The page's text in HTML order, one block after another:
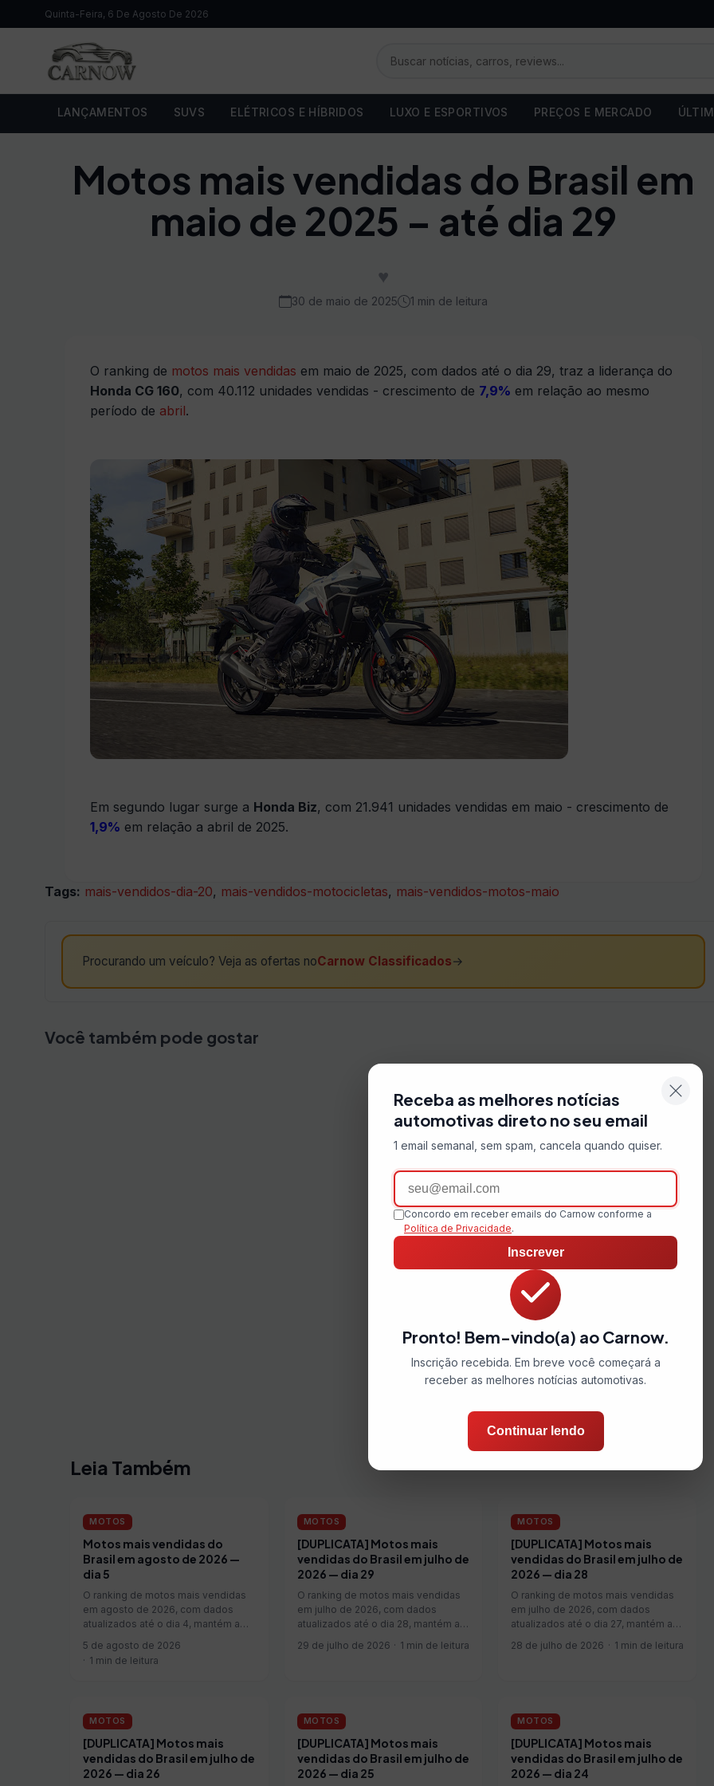
Quinta-Feira, 6 De Agosto De 2026
LANÇAMENTOS SUVS ELÉTRICOS E HÍBRIDOS LUXO E ESPORTIVOS PREÇOS E MERCADO
Motos mais vendidas do Brasil em
maio de 2025 – até dia 29
♥
30 de maio de 2025 1 min de leitura
O ranking de motos mais vendidas em maio de 2025, com dados até o dia 29, traz a liderança do
Honda CG 160, com 40.112 unidades vendidas - crescimento de 7,9% em relação ao mesmo
período de abril.
Em segundo lugar surge a Honda Biz, com 21.941 unidades vendidas em maio - crescimento de
1,9% em relação a abril de 2025.
Tags: mais-vendidos-dia-20, mais-vendidos-motocicletas, mais-vendidos-motos-maio
Procurando um veículo? Veja as ofertas noCarnow Classificados→
Você também pode gostar
Leia Também
MOTOS
Motos mais vendidas do
Brasil em agosto de 2026 —
dia 5
O ranking de motos mais vendidas
em agosto de 2026, com dados
atualizados até o dia 4, mantém a
soma 4.505 unidades vendidas no
período — queda de 0,4% em
5 de agosto de 2026
1 min de leitura
MOTOS
[DUPLICATA] Motos mais
vendidas do Brasil em julho de
2026 — dia 29
O ranking de motos mais vendidas
em julho de 2026, com dados
atualizados até o dia 28, mantém a
soma 41.134 unidades vendidas no
29 de julho de 2026 1 min de leitura
MOTOS
[DUPLICATA] Motos mais
vendidas do Brasil em julho de
2026 — dia 28
O ranking de motos mais vendidas
em julho de 2026, com dados
atualizados até o dia 27, mantém a
soma 39.267 unidades vendidas no
28 de julho de 2026 1 min de leitura
MOTOS
[DUPLICATA] Motos mais
vendidas do Brasil em julho de
2026 — dia 26
MOTOS
[DUPLICATA] Motos mais
vendidas do Brasil em julho de
2026 — dia 25
MOTOS
[DUPLICATA] Motos mais
vendidas do Brasil em julho de
2026 — dia 24
Receba as melhores notícias
automotivas direto no seu email
1 email semanal, sem spam, cancela quando quiser.
Email
Concordo em receber emails do Carnow conforme a
Política de Privacidade.
Inscrever
Pronto! Bem-vindo(a) ao Carnow.
Inscrição recebida. Em breve você começará a
receber as melhores notícias automotivas.
Continuar lendo